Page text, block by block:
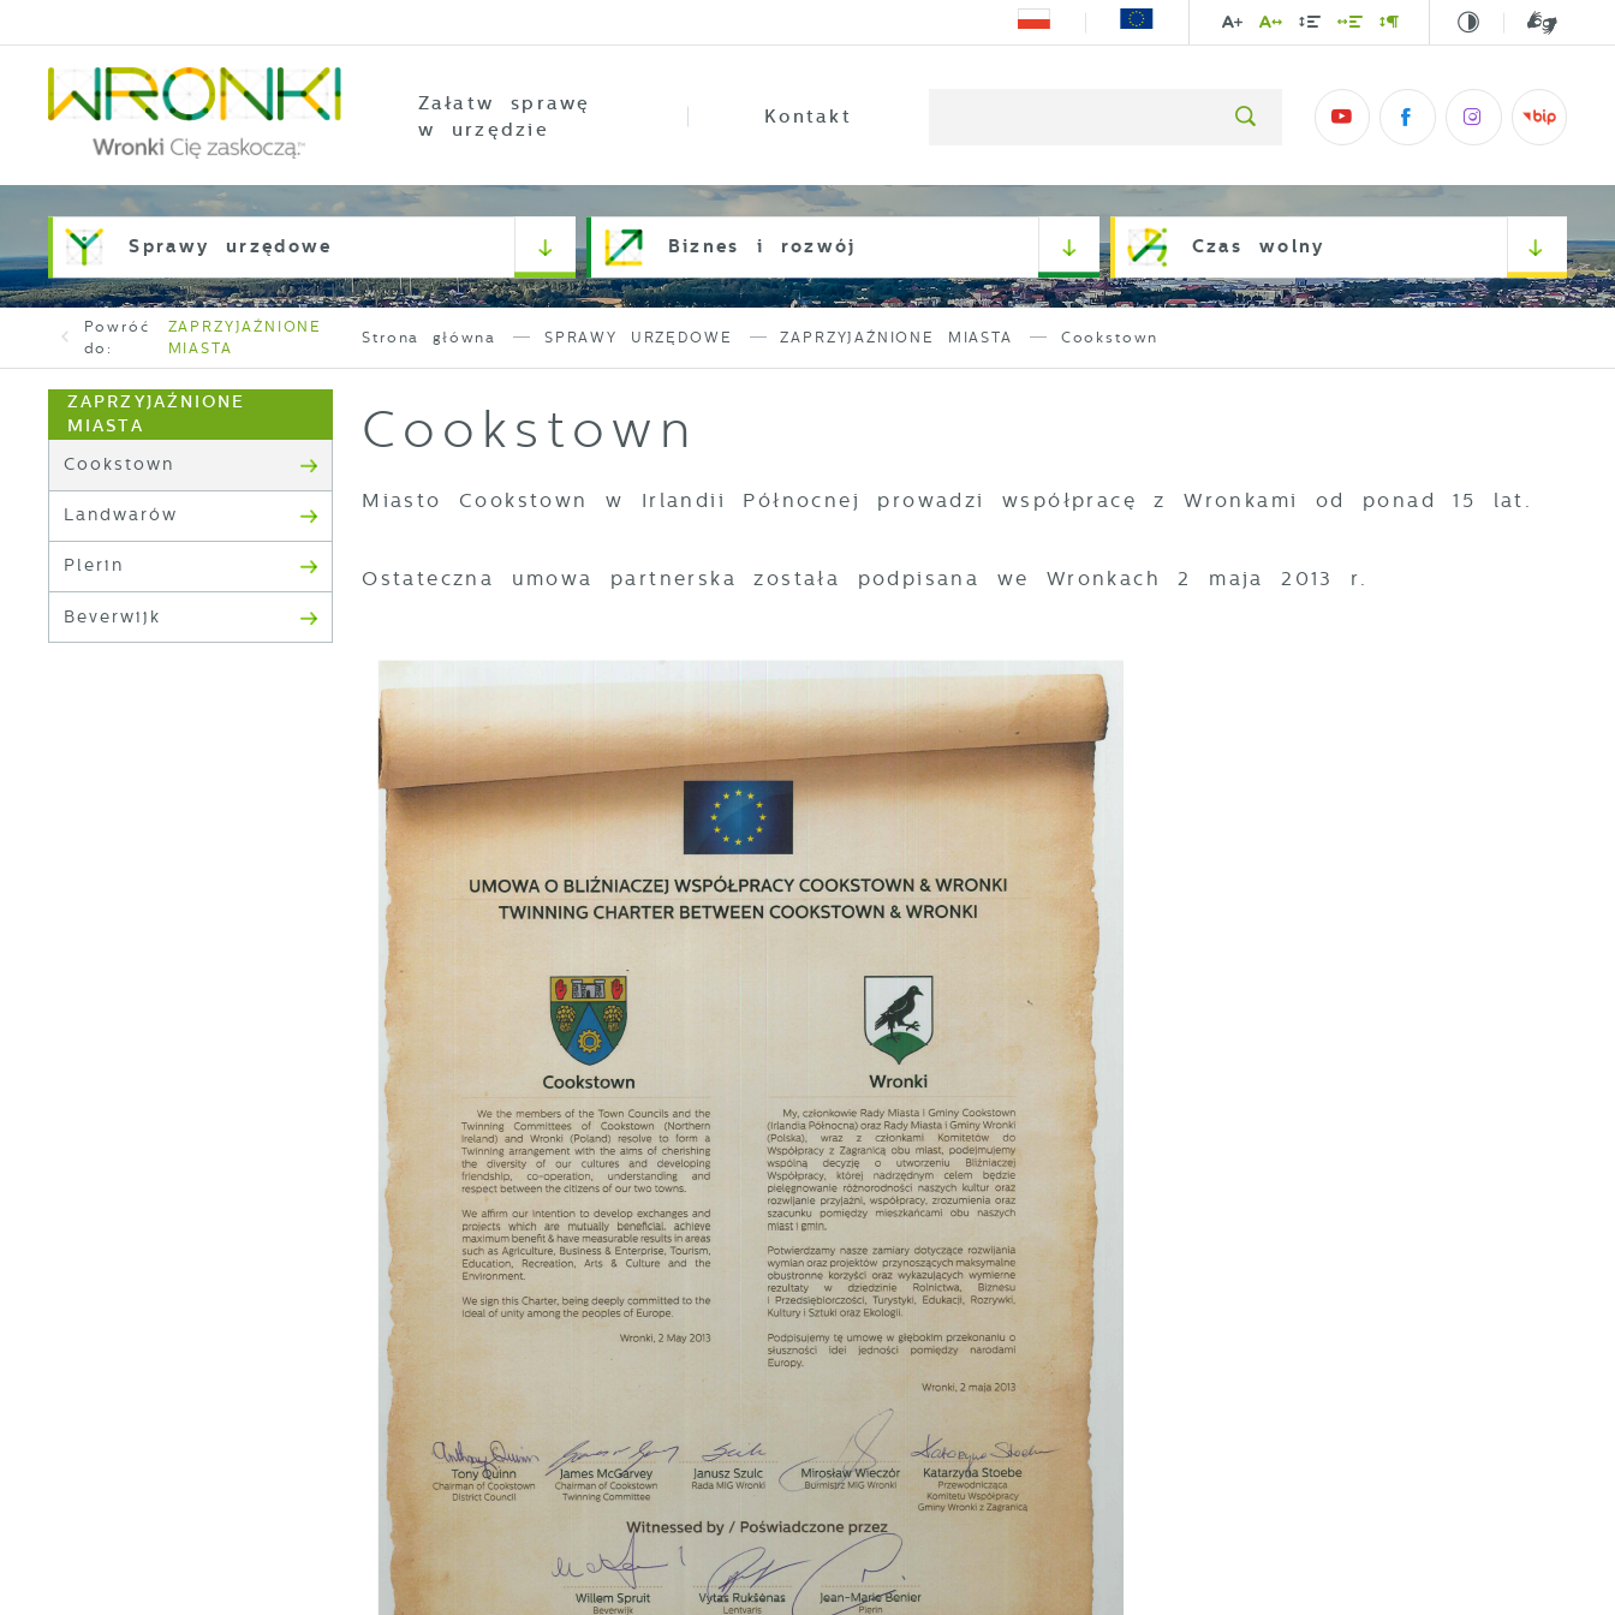
Załatw sprawę
w urzędzie
Kontakt
Sprawy urzędowe Biznes i rozwój Czas wolny
Powróć
do:
ZAPRZYJAŹNIONE
MIASTA
Strona główna SPRAWY URZĘDOWE ZAPRZYJAŹNIONE MIASTA Cookstown
ZAPRZYJAŹNIONE
MIASTA
Cookstown
Landwarów
Plerin
Beverwijk
Cookstown
Miasto Cookstown w Irlandii Północnej prowadzi współpracę z Wronkami od ponad 15 lat.
Ostateczna umowa partnerska została podpisana we Wronkach 2 maja 2013 r.
Ustawienia
Szanujemy Twoją prywatność. Możesz zmienić ustawienia
cookies lub zaakceptować je wszystkie. W dowolnym
momencie możesz dokonać zmiany swoich ustawień.
Niezbędne
Niezbędne pliki cookies służą do prawidłowego
funkcjonowania strony internetowej i umożliwiają Ci
komfortowe korzystanie z oferowanych przez nas usług.
Pliki cookies odpowiadają na podejmowane przez Ciebie
działania w celu m.in. dostosowania Twoich ustawień
Więcej